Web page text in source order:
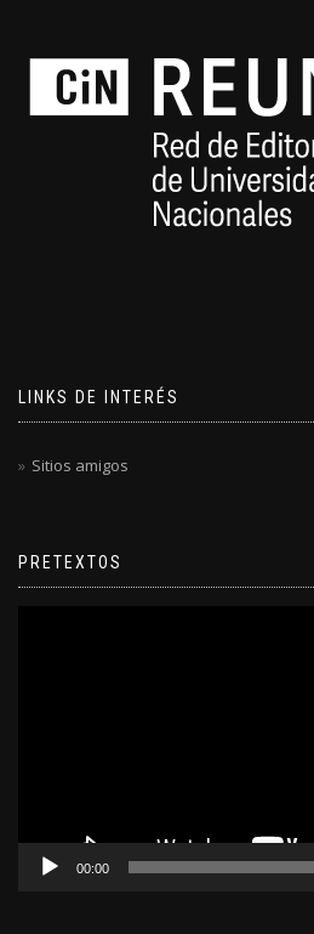
LINKS DE INTERÉS
Sitios amigos
PRETEXTOS
00:00